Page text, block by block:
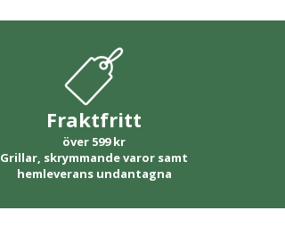
Fraktfritt
över 599 kr
Grillar, skrymmande varor samt
hemleverans undantagna